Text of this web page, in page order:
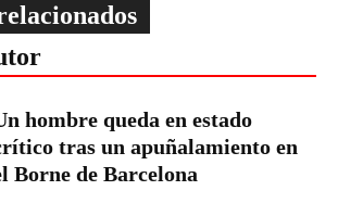
hombre queda en estado
tras un apuñalamiento en
Borne de Barcelona